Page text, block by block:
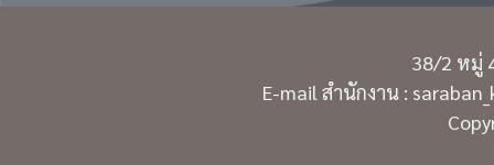
38/2 หมู่
E-mail สำนักงาน :